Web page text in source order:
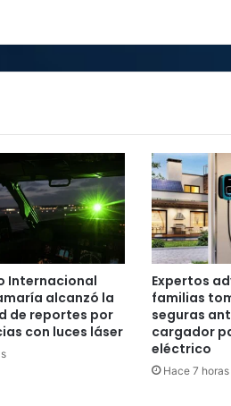
Internacional
alcanzó la
de reportes por
con luces láser
Expertos
familias
seguras
cargador
eléctrico
Hace 7 horas